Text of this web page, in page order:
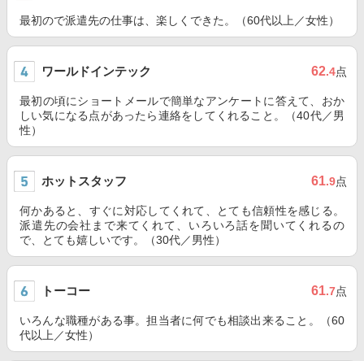
最初ので派遣先の仕事は、楽しくできた。（60代以上／女性）
ワールドインテック 62.4点
最初の頃にショートメールで簡単なアンケートに答えて、おか
しい気になる点があったら連絡をしてくれること。（40代／男
性）
ホットスタッフ 61.9点
何かあると、すぐに対応してくれて、とても信頼性を感じる。
派遣先の会社まで来てくれて、いろいろ話を聞いてくれるの
で、とても嬉しいです。（30代／男性）
トーコー 61.7点
いろんな職種がある事。担当者に何でも相談出来ること。（60
代以上／女性）